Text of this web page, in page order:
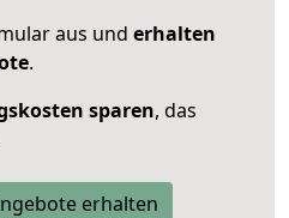
aus und erhalten
.
sparen, das
erhalten